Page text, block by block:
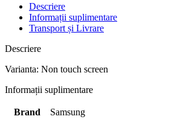
Descriere
Informații suplimentare
Transport și Livrare
Descriere
Varianta: Non touch screen
Informații suplimentare
Brand Samsung